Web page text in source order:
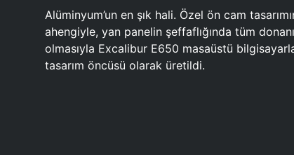
Alüminyum’un en şık hali. Özel ön cam
ahengiyle, yan panelin şeffaflığında tüm
olmasıyla Excalibur E650 masaüstü
tasarım öncüsü olarak üretildi.